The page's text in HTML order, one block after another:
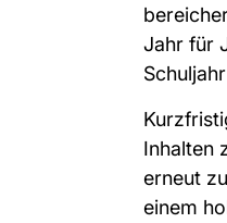
Jahr für
Inhalten
erneut
einem